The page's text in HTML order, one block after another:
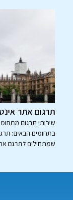
תרגום אתר
בתחומים הבאים:
שמתחילים לתרגם